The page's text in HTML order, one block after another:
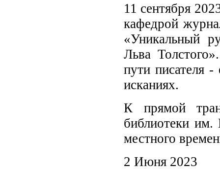
11 сентября
кафедрой
«Уникальный
Льва
пути писателя -
исканиях.
К прямой
библиотеки
местного
2 Июня 2023